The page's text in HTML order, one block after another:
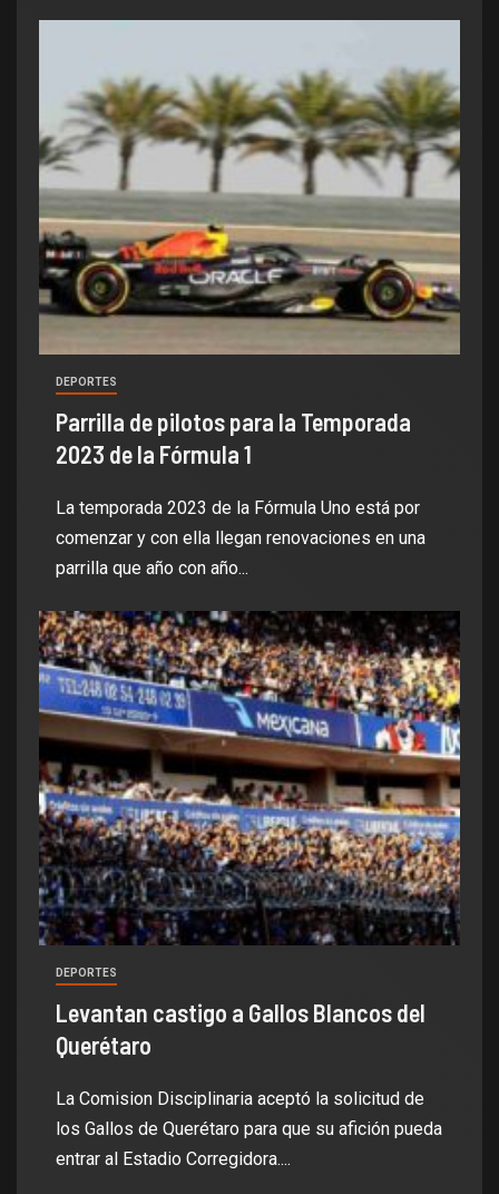
DEPORTES
Parrilla de pilotos para la Temporada
2023 de la Fórmula 1
La temporada 2023 de la Fórmula Uno está por
comenzar y con ella llegan renovaciones en una
parrilla que año con año...
DEPORTES
Levantan castigo a Gallos Blancos del
Querétaro
La Comision Disciplinaria aceptó la solicitud de
los Gallos de Querétaro para que su afición pueda
entrar al Estadio Corregidora....